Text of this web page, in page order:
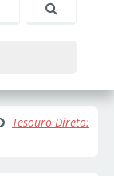
Tesouro Direto: